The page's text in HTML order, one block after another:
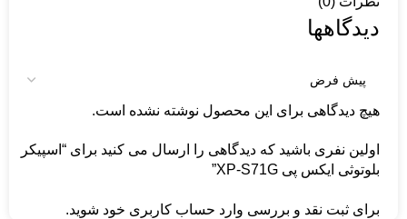
دیدگاهها
هیچ دیدگاهی برای این محصول نوشته نشده است.
اولین نفری باشید که دیدگاهی را ارسال می کنید برای “اسپیکر
بلوتوثی ایکس پی XP-S71G”
برای ثبت نقد و بررسی وارد حساب کاربری خود شوید.